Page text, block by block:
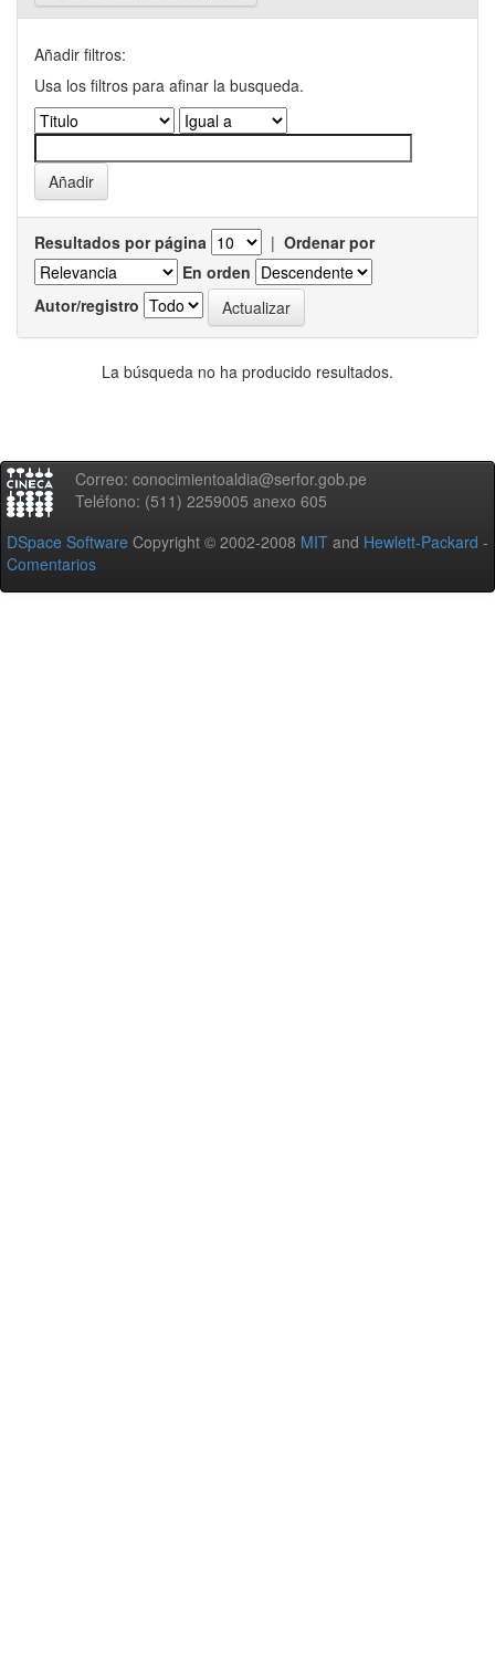
Añadir filtros:
Usa los filtros para afinar la busqueda.
Resultados por página | Ordenar por
En orden
Autor/registro
La búsqueda no ha producido resultados.
Correo: conocimientoaldia@serfor.gob.pe
Teléfono: (511) 2259005 anexo 605
DSpace Software Copyright © 2002-2008 MIT and Hewlett-Packard -
Comentarios